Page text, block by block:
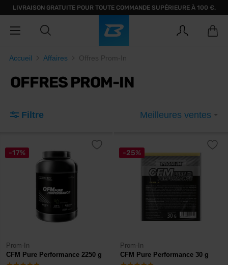
LIVRAISON GRATUITE POUR TOUTE COMMANDE SUPÉRIEURE À 100 €.
Accueil Affaires Offres Prom-In
OFFRES PROM-IN
Filtre Meilleures ventes
-17%
Prom-In
CFM Pure Performance 2250 g
-25%
Prom-In
CFM Pure Performance 30 g